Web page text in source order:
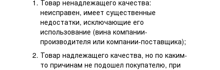
Товар ненадлежащего качества:
неисправен, имеет существенные
недостатки, исключающие его
использование (вина компании-
производителя или компании-поставщика);
Товар надлежащего качества, но по каким-
то причинам не подошел покупателю, при